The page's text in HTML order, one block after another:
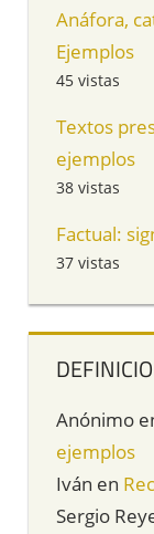
Anáfora,
Ejemplos
45 vistas
Textos
ejemplos
38 vistas
Factual:
37 vistas
Anónimo
ejemplos
Iván en
Sergio